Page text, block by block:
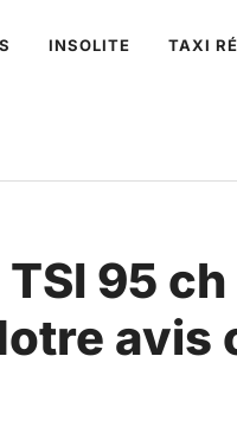
INSOLITE TAXI
95
avis